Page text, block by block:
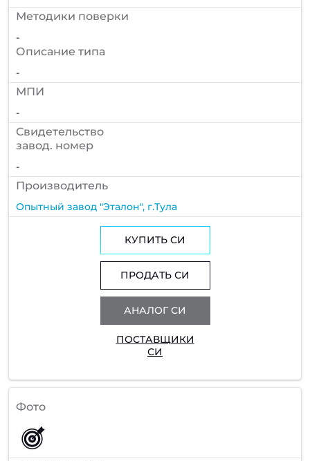
Методики поверки
-
Описание типа
-
МПИ
-
Cвидетельство
завод. номер
-
Производитель
Опытный завод "Эталон", г.Тула
КУПИТЬ СИ
ПРОДАТЬ СИ
АНАЛОГ СИ
ПОСТАВЩИКИ
СИ
Фото